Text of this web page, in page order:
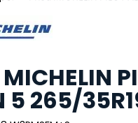
5 265/